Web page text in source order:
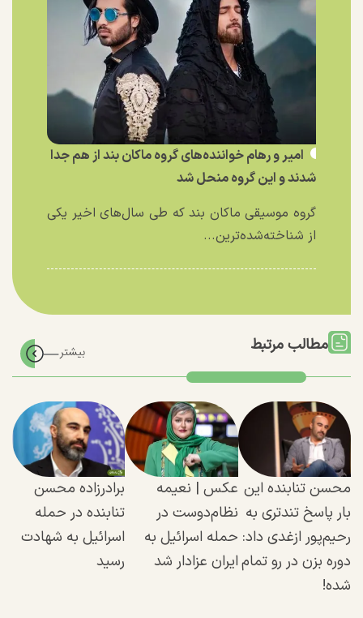
امیر و رهام خواننده‌های گروه ماکان بند از هم جدا
شدند و این گروه منحل شد
گروه موسیقی ماکان بند که طی سال‌های اخیر یکی
از شناخته‌شده‌ترین...
مطالب مرتبط
محسن تنابنده این
بار پاسخ تندتری به
رحیم‌پور ازغدی داد:
دوره بزن در رو تمام
شده!
عکس | نعیمه
نظام‌دوست در
حمله اسرائیل به
ایران عزادار شد
برادرزاده محسن
تنابنده در حمله
اسرائیل به شهادت
رسید